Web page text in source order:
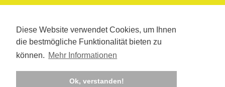
Diese Website verwendet Cookies, um Ihnen
die bestmögliche Funktionalität bieten zu
können. Mehr Informationen
Ok, verstanden!